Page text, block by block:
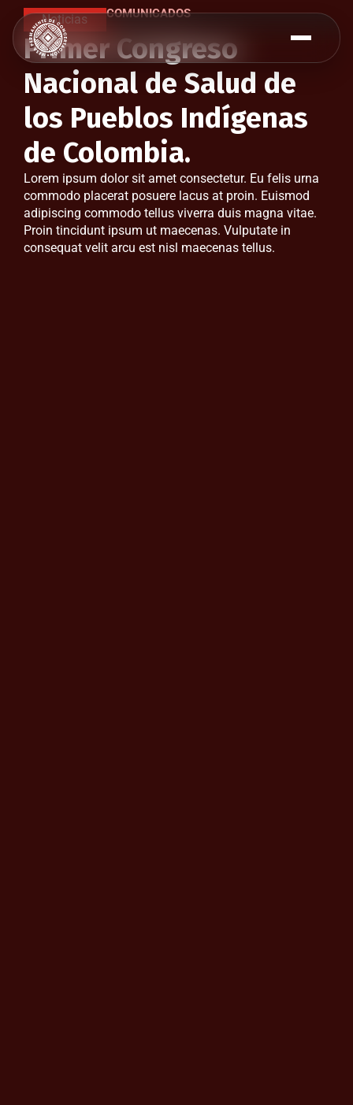
Noticias COMUNICADOS
Primer Congreso
Nacional de Salud de
los Pueblos Indígenas
de Colombia.
Lorem ipsum dolor sit amet consectetur. Eu felis urna
commodo placerat posuere lacus at proin. Euismod
adipiscing commodo tellus viverra duis magna vitae.
Proin tincidunt ipsum ut maecenas. Vulputate in
consequat velit arcu est nisl maecenas tellus.